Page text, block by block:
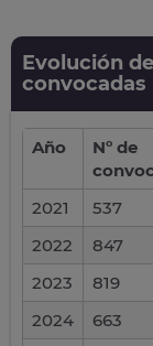
Evolución
convocadas
Año
Nº de
2021
537
2022
847
2023
819
2024
663